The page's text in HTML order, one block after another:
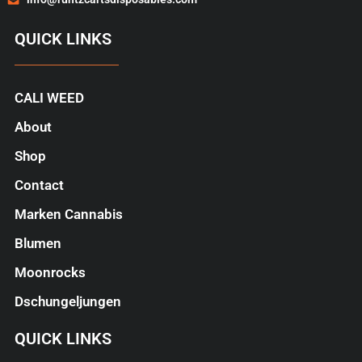
QUICK LINKS
CALI WEED
About
Shop
Contact
Marken Cannabis
Blumen
Moonrocks
Dschungeljungen
QUICK LINKS